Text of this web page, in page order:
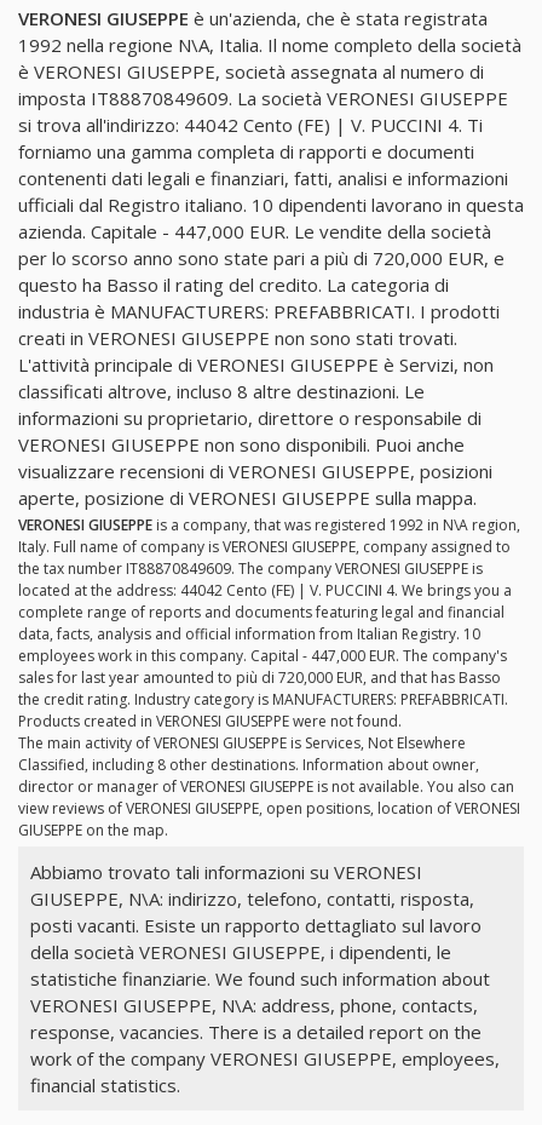
VERONESI GIUSEPPE è un'azienda, che è stata registrata
1992 nella regione N\A, Italia. Il nome completo della società
è VERONESI GIUSEPPE, società assegnata al numero di
imposta IT88870849609. La società VERONESI GIUSEPPE
si trova all'indirizzo: 44042 Cento (FE) | V. PUCCINI 4. Ti
forniamo una gamma completa di rapporti e documenti
contenenti dati legali e finanziari, fatti, analisi e informazioni
ufficiali dal Registro italiano. 10 dipendenti lavorano in questa
azienda. Capitale - 447,000 EUR. Le vendite della società
per lo scorso anno sono state pari a più di 720,000 EUR, e
questo ha Basso il rating del credito. La categoria di
industria è MANUFACTURERS: PREFABBRICATI. I prodotti
creati in VERONESI GIUSEPPE non sono stati trovati.
L'attività principale di VERONESI GIUSEPPE è Servizi, non
classificati altrove, incluso 8 altre destinazioni. Le
informazioni su proprietario, direttore o responsabile di
VERONESI GIUSEPPE non sono disponibili. Puoi anche
visualizzare recensioni di VERONESI GIUSEPPE, posizioni
aperte, posizione di VERONESI GIUSEPPE sulla mappa.
VERONESI GIUSEPPE is a company, that was registered 1992 in N\A region,
Italy. Full name of company is VERONESI GIUSEPPE, company assigned to
the tax number IT88870849609. The company VERONESI GIUSEPPE is
located at the address: 44042 Cento (FE) | V. PUCCINI 4. We brings you a
complete range of reports and documents featuring legal and financial
data, facts, analysis and official information from Italian Registry. 10
employees work in this company. Capital - 447,000 EUR. The company's
sales for last year amounted to più di 720,000 EUR, and that has Basso
the credit rating. Industry category is MANUFACTURERS: PREFABBRICATI.
Products created in VERONESI GIUSEPPE were not found.
The main activity of VERONESI GIUSEPPE is Services, Not Elsewhere
Classified, including 8 other destinations. Information about owner,
director or manager of VERONESI GIUSEPPE is not available. You also can
view reviews of VERONESI GIUSEPPE, open positions, location of VERONESI
GIUSEPPE on the map.
Abbiamo trovato tali informazioni su VERONESI
GIUSEPPE, N\A: indirizzo, telefono, contatti, risposta,
posti vacanti. Esiste un rapporto dettagliato sul lavoro
della società VERONESI GIUSEPPE, i dipendenti, le
statistiche finanziarie. We found such information about
VERONESI GIUSEPPE, N\A: address, phone, contacts,
response, vacancies. There is a detailed report on the
work of the company VERONESI GIUSEPPE, employees,
financial statistics.